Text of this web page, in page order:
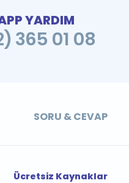
YARDIM
365 01 08
SORU & CEVAP
Ücretsiz Kaynaklar